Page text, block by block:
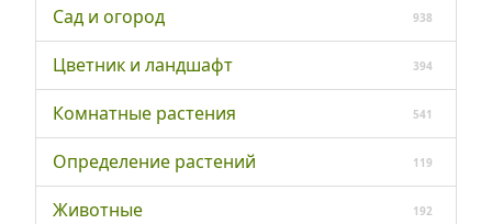
Сад и огород 938
Цветник и ландшафт 394
Комнатные растения 541
Определение растений 119
Животные 192